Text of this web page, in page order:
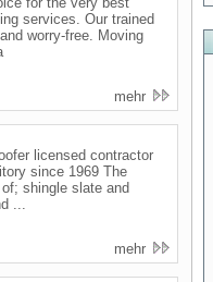
services. Our trained
worry-free. Moving
mehr
licensed contractor
since 1969 The
shingle slate and
...
mehr